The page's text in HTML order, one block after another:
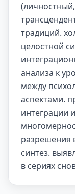
традиций.
целостной
анализа к
между
аспектами.
интеграции
разрешения
синтез.
в сериях